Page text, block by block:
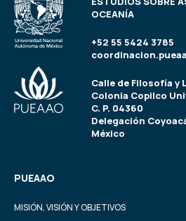
OCEANÍA
+52 55 5424 3785
Calle de Filosofía y
Colonia Copilco
C. P. 04360
Delegación
México
PUEAAO
MISIÓN, VISIÓN Y OBJETIVOS